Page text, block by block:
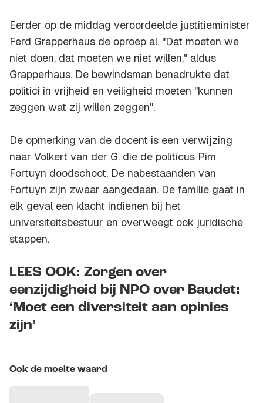
Eerder op de middag veroordeelde justitieminister
Ferd Grapperhaus de oproep al. "Dat moeten we
niet doen, dat moeten we niet willen," aldus
Grapperhaus. De bewindsman benadrukte dat
politici in vrijheid en veiligheid moeten "kunnen
zeggen wat zij willen zeggen".
De opmerking van de docent is een verwijzing
naar Volkert van der G. die de politicus Pim
Fortuyn doodschoot. De nabestaanden van
Fortuyn zijn zwaar aangedaan. De familie gaat in
elk geval een klacht indienen bij het
universiteitsbestuur en overweegt ook juridische
stappen.
LEES OOK: Zorgen over
eenzijdigheid bij NPO over Baudet:
‘Moet een diversiteit aan opinies
zijn’
Ook de moeite waard